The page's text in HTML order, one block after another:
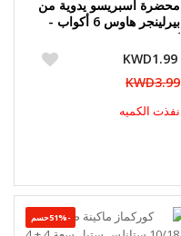
محضرة اسبريسو يدوية من
بيرلينجر هاوس 6 أكواب -
كرتون مفتوح
KWD1.99
KWD3.99
نفذت الكميه
-51%حسم